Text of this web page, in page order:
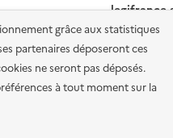
grâce aux statistiques
partenaires déposeront ces
ne seront pas déposés.
à tout moment sur la